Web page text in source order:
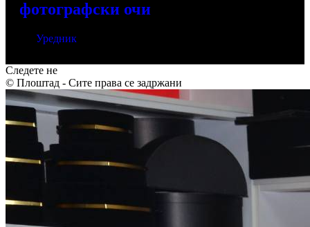
фотографски очи
Уредник
Следете не
© Плоштад - Сите права се задржани